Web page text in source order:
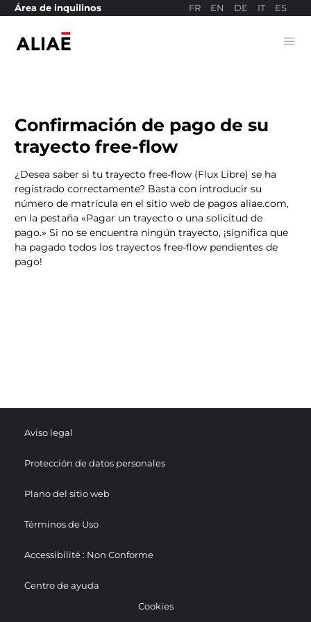
Área de inquilinos FR EN DE IT ES
Sitio web de pagos
Confirmación de pago de su
trayecto free-flow
¿Desea saber si tu trayecto free-flow (Flux Libre) se ha
registrado correctamente? Basta con introducir su
número de matrícula en el sitio web de pagos aliae.com,
en la pestaña «Pagar un trayecto o una solicitud de
pago.» Si no se encuentra ningún trayecto, ¡significa que
ha pagado todos los trayectos free-flow pendientes de
pago!
Aviso legal
Protección de datos personales
Plano del sitio web
Términos de Uso
Accessibilité : Non Conforme
Centro de ayuda
Cookies